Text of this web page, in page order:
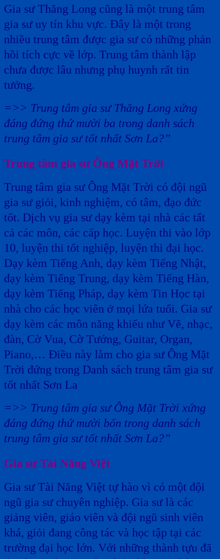
Gia sư Thăng Long cũng là một trung tâm
gia sư uy tín khu vực. Đây là một trong
nhiều trung tâm được gia sư có những phản
hồi tích cực về lớp. Trung tâm thành lập
chưa được lâu nhưng phụ huynh rất tin
tưởng.
=>> Trung tâm gia sư Thăng Long xứng
đáng đứng thứ mười ba trong danh sách
trung tâm gia sư tốt nhất Sơn La?”
Trung tâm gia sư Ông Mặt Trời
Trung tâm gia sư Ông Mặt Trời có đội ngũ
gia sư giỏi, kinh nghiệm, có tâm, đạo đức
tốt. Dịch vụ gia sư dạy kèm tại nhà các tất
cả các môn, các cấp học. Luyện thi vào lớp
10, luyện thi tốt nghiệp, luyện thi đại học.
Dạy kèm Tiếng Anh, dạy kèm Tiếng Nhật,
dạy kèm Tiếng Trung, dạy kèm Tiếng Hàn,
dạy kèm Tiếng Pháp, dạy kèm Tin Học tại
nhà cho các học viên ở mọi lứa tuổi. Gia sư
dạy kèm các môn năng khiếu như Vẽ, nhạc,
đàn, Cờ Vua, Cờ Tướng, Guitar, Organ,
Piano,… Điều này làm cho gia sư Ông Mặt
Trời đứng trong Danh sách trung tâm gia sư
tốt nhất Sơn La
=>> Trung tâm gia sư Ông Mặt Trời xứng
đáng đứng thứ mười bốn trong danh sách
trung tâm gia sư tốt nhất Sơn La?”
Gia sư Tài Năng Việt
Gia sư Tài Năng Việt tự hào vì có một đội
ngũ gia sư chuyên nghiệp. Gia sư là các
giảng viên, giáo viên và đội ngũ sinh viên
khá, giỏi đang công tác và học tập tại các
trường đại học lớn. Với những thành tựu đã